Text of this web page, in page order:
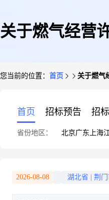
关于燃气经营
您当前的位置： 首页 关于燃气
首页 招标预告 招
省份地区： 北京广东 上海
2026-08-08 湖北省 荆